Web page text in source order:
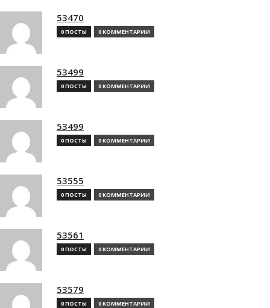
53470
0 ПОСТЫ 0 КОММЕНТАРИИ
53499
0 ПОСТЫ 0 КОММЕНТАРИИ
53499
0 ПОСТЫ 0 КОММЕНТАРИИ
53555
0 ПОСТЫ 0 КОММЕНТАРИИ
53561
0 ПОСТЫ 0 КОММЕНТАРИИ
53579
0 ПОСТЫ 0 КОММЕНТАРИИ